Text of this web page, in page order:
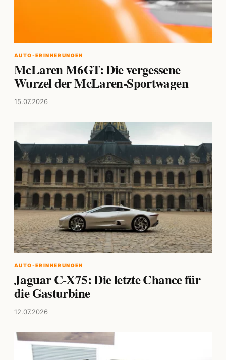
AUTO-ERINNERUNGEN
McLaren M6GT: Die vergessene
Wurzel der McLaren-Sportwagen
15.07.2026
AUTO-ERINNERUNGEN
Jaguar C-X75: Die letzte Chance für
die Gasturbine
12.07.2026